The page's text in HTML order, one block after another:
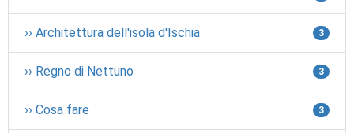
›› Architettura dell'isola d'Ischia 3
›› Regno di Nettuno 3
›› Cosa fare 3